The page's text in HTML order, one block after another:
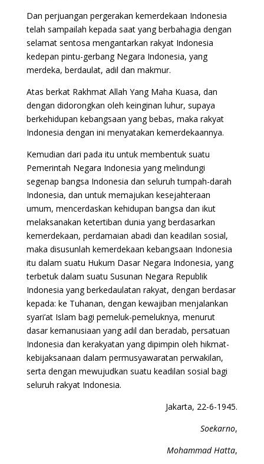
Dan perjuangan pergerakan kemerdekaan Indonesia
telah sampailah kepada saat yang berbahagia dengan
selamat sentosa mengantarkan rakyat Indonesia
kedepan pintu-gerbang Negara Indonesia, yang
merdeka, berdaulat, adil dan makmur.
Atas berkat Rakhmat Allah Yang Maha Kuasa, dan
dengan didorongkan oleh keinginan luhur, supaya
berkehidupan kebangsaan yang bebas, maka rakyat
Indonesia dengan ini menyatakan kemerdekaannya.
Kemudian dari pada itu untuk membentuk suatu
Pemerintah Negara Indonesia yang melindungi
segenap bangsa Indonesia dan seluruh tumpah-darah
Indonesia, dan untuk memajukan kesejahteraan
umum, mencerdaskan kehidupan bangsa dan ikut
melaksanakan ketertiban dunia yang berdasarkan
kemerdekaan, perdamaian abadi dan keadilan sosial,
maka disusunlah kemerdekaan kebangsaan Indonesia
itu dalam suatu Hukum Dasar Negara Indonesia, yang
terbetuk dalam suatu Susunan Negara Republik
Indonesia yang berkedaulatan rakyat, dengan berdasar
kepada: ke Tuhanan, dengan kewajiban menjalankan
syari’at Islam bagi pemeluk-pemeluknya, menurut
dasar kemanusiaan yang adil dan beradab, persatuan
Indonesia dan kerakyatan yang dipimpin oleh hikmat-
kebijaksanaan dalam permusyawaratan perwakilan,
serta dengan mewujudkan suatu keadilan sosial bagi
seluruh rakyat Indonesia.
Jakarta, 22-6-1945.
Soekarno,
Mohammad Hatta,